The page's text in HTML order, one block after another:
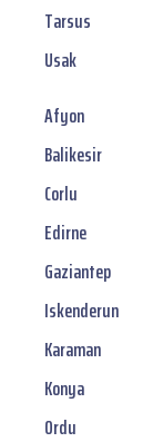
Tarsus
Usak
Afyon
Balikesir
Corlu
Edirne
Gaziantep
Iskenderun
Karaman
Konya
Ordu